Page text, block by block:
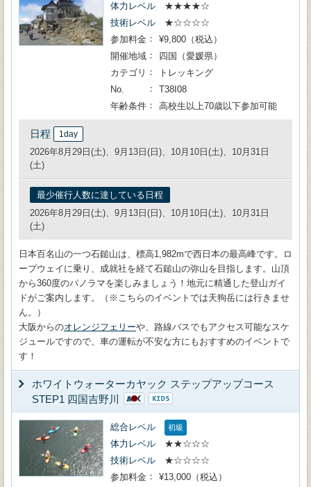
体力レベル
★★★★☆
技術レベル
★☆☆☆☆
参加料金
¥9,800（税込）
開催地域
四国（愛媛県）
カテゴリ
トレッキング
No.
T38I08
年齢条件
高校生以上70歳以下参加可能
日程 1day
2026年8月29日(土)、9月13日(日)、10月10日(土)、10月31日
(土)
最少催行人数に達している日程
2026年8月29日(土)、9月13日(日)、10月10日(土)、10月31日
(土)
日本百名山の一つ石鎚山は、標高1,982mで西日本の最高峰です。ロ
ープウェイに乗り、成就社を経て石鎚山の弥山を目指します。山頂
から360度のパノラマを楽しみましょう！地元に精通した登山ガイ
ドがご案内します。（※こちらのイベントでは天狗岳には行きませ
ん。）
大阪からのオレンジフェリーや、路線バスでもアクセス可能なスケ
ジュールですので、車の運転が不安な方にもおすすめのイベントで
す！
ホワイトウォーターカヤック ステップアップコース
STEP1 四国吉野川
総合レベル 初級
体力レベル
★★☆☆☆
技術レベル
★☆☆☆☆
参加料金
¥13,000（税込）